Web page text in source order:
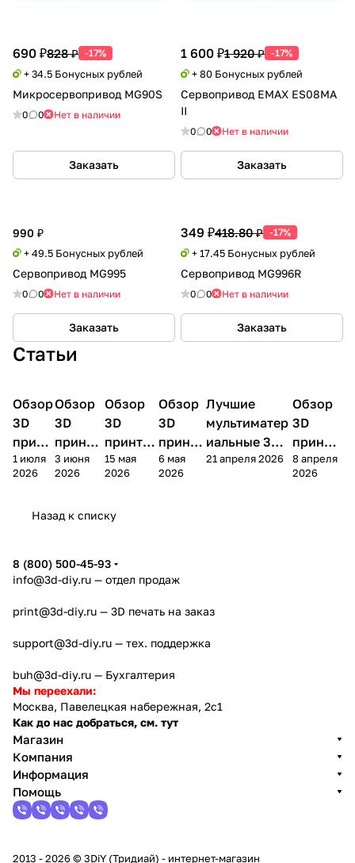
690 ₽828 ₽ -17%
+ 34.5 Бонусных рублей
Микросервопривод MG90S
0 0 Нет в наличии
Заказать
1 600 ₽1 920 ₽ -17%
+ 80 Бонусных рублей
Сервопривод EMAX ES08MA
II
0 0 Нет в наличии
Заказать
990 ₽
+ 49.5 Бонусных рублей
Сервопривод MG995
0 0 Нет в наличии
Заказать
349 ₽418.80 ₽ -17%
+ 17.45 Бонусных рублей
Сервопривод MG996R
0 0 Нет в наличии
Заказать
Статьи
3D
принтеры
Обзор
3D
принт
ера
Bamb
1 июля
2026
3D
принтеры
Обзор
3D
принте
ра
Anycubi
4
3 июня
2026
3D
принтеры
Обзор
3D
принтер
а
FlashFo
Creator
15 мая
2026
3D
принтеры
Обзор
3D
принте
ра
Bambu
6 мая
2026
3D принтеры
Лучшие
мультиматер
иальные 3D
принтеры на
21 апреля 2026
3D
Обзор
3D
принте
ра
FlashF
8 апреля
2026
Назад к списку
8 (800) 500-45-93
info@3d-diy.ru — отдел продаж
print@3d-diy.ru — 3D печать на заказ
support@3d-diy.ru — тех. поддержка
buh@3d-diy.ru — Бухгалтерия
Мы переехали:
Москва, Павелецкая набережная, 2с1
Как до нас добраться, см. тут
Магазин
Компания
Информация
Помощь
2013 - 2026 © 3DiY (Тридиай) - интернет-магазин